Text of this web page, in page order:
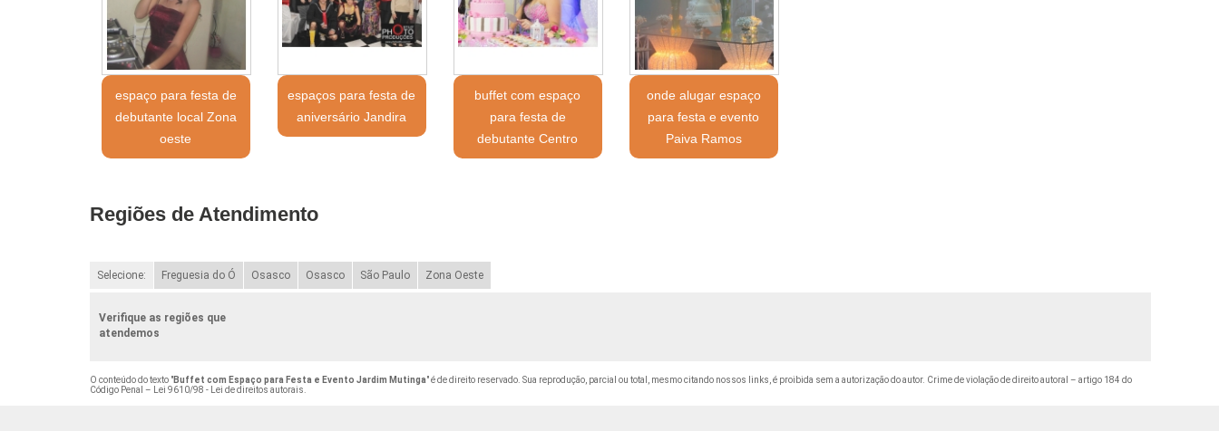
espaço para festa de
debutante local Zona
oeste
espaços para festa de
aniversário Jandira
buffet com espaço
para festa de
debutante Centro
onde alugar espaço
para festa e evento
Paiva Ramos
Regiões de Atendimento
Selecione: Freguesia do Ó Osasco Osasco São Paulo Zona Oeste
Verifique as regiões que
atendemos
O conteúdo do texto "Buffet com Espaço para Festa e Evento Jardim Mutinga" é de direito reservado. Sua reprodução, parcial ou total, mesmo citando nossos links, é proibida sem a autorização do autor. Crime de violação de direito autoral – artigo 184 do
Código Penal –
Lei 9610/98 - Lei de direitos autorais